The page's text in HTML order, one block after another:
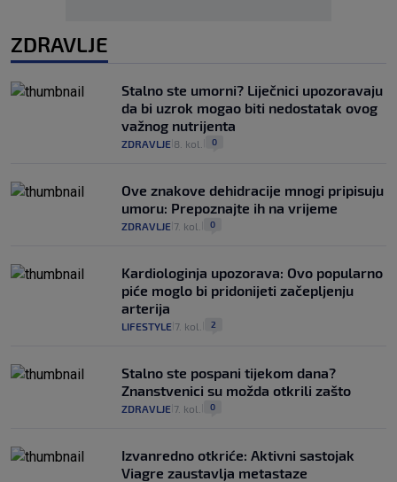
ZDRAVLJE
Stalno ste umorni? Liječnici upozoravaju
da bi uzrok mogao biti nedostatak ovog
važnog nutrijenta
ZDRAVLJE 8. kol. 0
Ove znakove dehidracije mnogi pripisuju
umoru: Prepoznajte ih na vrijeme
ZDRAVLJE 7. kol. 0
Kardiologinja upozorava: Ovo popularno
piće moglo bi pridonijeti začepljenju
arterija
LIFESTYLE 7. kol. 2
Stalno ste pospani tijekom dana?
Znanstvenici su možda otkrili zašto
ZDRAVLJE 7. kol. 0
Izvanredno otkriće: Aktivni sastojak
Viagre zaustavlja metastaze